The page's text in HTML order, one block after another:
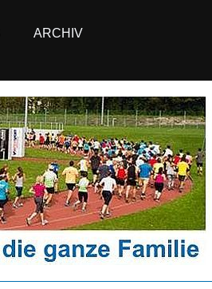
ARCHIV